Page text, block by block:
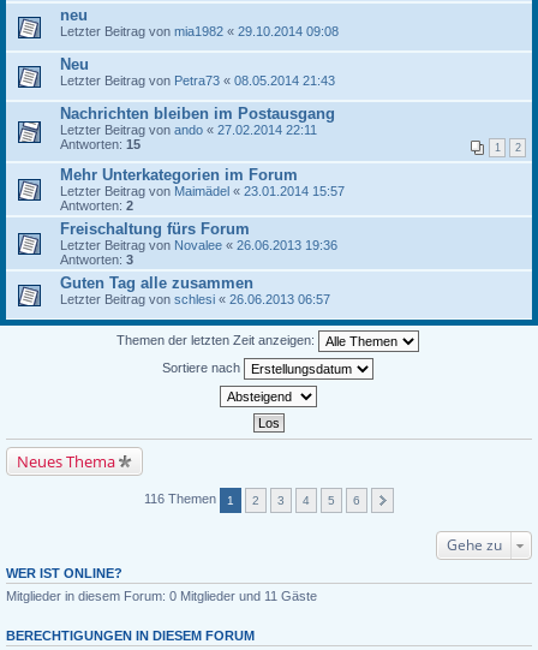
neu
Letzter Beitrag von mia1982 « 29.10.2014 09:08
Neu
Letzter Beitrag von Petra73 « 08.05.2014 21:43
Nachrichten bleiben im Postausgang
Letzter Beitrag von ando « 27.02.2014 22:11
Antworten: 15 1 2
Mehr Unterkategorien im Forum
Letzter Beitrag von Maimädel « 23.01.2014 15:57
Antworten: 2
Freischaltung fürs Forum
Letzter Beitrag von Novalee « 26.06.2013 19:36
Antworten: 3
Guten Tag alle zusammen
Letzter Beitrag von schlesi « 26.06.2013 06:57
Themen der letzten Zeit anzeigen:
Sortiere nach
Neues Thema
116 Themen 1 2 3 4 5 6
Gehe zu
WER IST ONLINE?
Mitglieder in diesem Forum: 0 Mitglieder und 11 Gäste
BERECHTIGUNGEN IN DIESEM FORUM